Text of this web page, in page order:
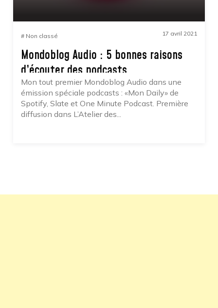
# Non classé 17 avril 2021
Mondoblog Audio : 5 bonnes raisons
d’écouter des podcasts
Mon tout premier Mondoblog Audio dans une
émission spéciale podcasts : «Mon Daily» de
Spotify, Slate et One Minute Podcast. Première
diffusion dans L’Atelier des...